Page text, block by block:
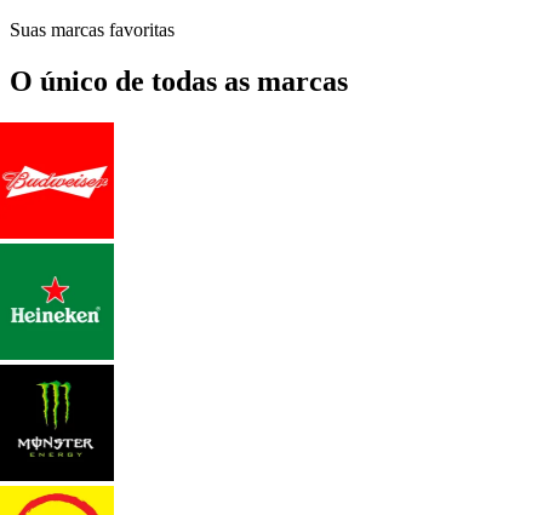
Suas marcas favoritas
O único de todas as marcas